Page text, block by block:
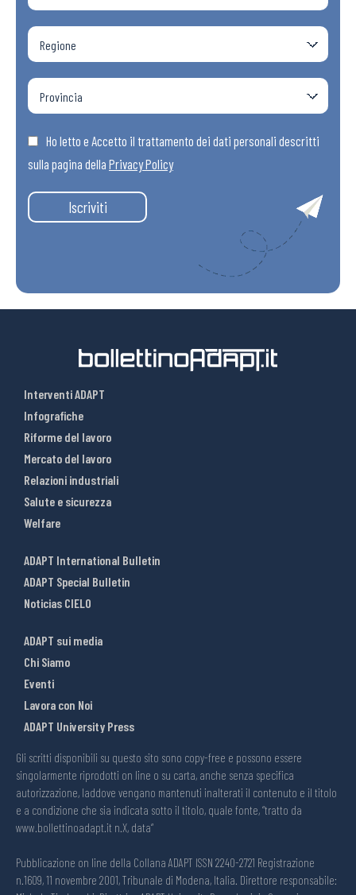
Ho letto e Accetto il trattamento dei dati personali descritti
sulla pagina della Privacy Policy
Iscriviti
Interventi ADAPT
Infografiche
Riforme del lavoro
Mercato del lavoro
Relazioni industriali
Salute e sicurezza
Welfare
ADAPT International Bulletin
ADAPT Special Bulletin
Noticias CIELO
ADAPT sui media
Chi Siamo
Eventi
Lavora con Noi
ADAPT University Press
Gli scritti disponibili su questo sito sono copy-free e possono essere
singolarmente riprodotti on line o su carta, anche senza specifica
autorizzazione, laddove vengano mantenuti inalterati il contenuto e il titolo
e a condizione che sia indicata sotto il titolo, quale fonte, “tratto da
www.bollettinoadapt.it n.X, data“
Pubblicazione on line della Collana ADAPT ISSN 2240-2721 Registrazione
n.1609, 11 novembre 2001, Tribunale di Modena, Italia. Direttore responsabile: